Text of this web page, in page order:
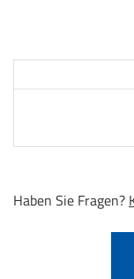
Haben Sie Fragen?